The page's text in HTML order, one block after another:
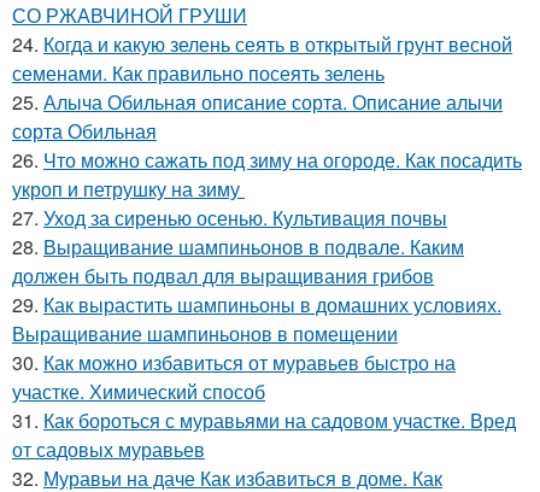
СО РЖАВЧИНОЙ ГРУШИ
24. Когда и какую зелень сеять в открытый грунт весной
семенами. Как правильно посеять зелень
25. Алыча Обильная описание сорта. Описание алычи
сорта Обильная
26. Что можно сажать под зиму на огороде. Как посадить
укроп и петрушку на зиму
27. Уход за сиренью осенью. Культивация почвы
28. Выращивание шампиньонов в подвале. Каким
должен быть подвал для выращивания грибов
29. Как вырастить шампиньоны в домашних условиях.
Выращивание шампиньонов в помещении
30. Как можно избавиться от муравьев быстро на
участке. Химический способ
31. Как бороться с муравьями на садовом участке. Вред
от садовых муравьев
32. Муравьи на даче Как избавиться в доме. Как